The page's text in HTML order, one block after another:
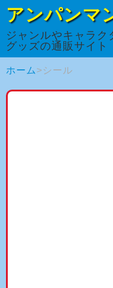
アンパンマ
ジャンルやキャラク
グッズの通販サイト
ホーム シール